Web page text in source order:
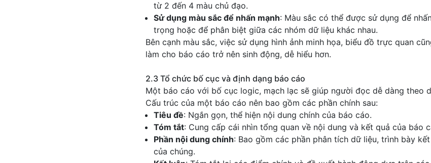
từ 2 đến 4 màu chủ đạo.
Sử dụng màu sắc để nhấn mạnh: Màu sắc có thể được sử dụng để
trọng hoặc để phân biệt giữa các nhóm dữ liệu khác nhau.
Bên cạnh màu sắc, việc sử dụng hình ảnh minh họa, biểu đồ trực quan
làm cho báo cáo trở nên sinh động, dễ hiểu hơn.
2.3 Tổ chức bố cục và định dạng báo cáo
Một báo cáo với bố cục logic, mạch lạc sẽ giúp người đọc dễ dàng theo
Cấu trúc của một báo cáo nên bao gồm các phần chính sau:
Tiêu đề: Ngắn gọn, thể hiện nội dung chính của báo cáo.
Tóm tắt: Cung cấp cái nhìn tổng quan về nội dung và kết quả của báo
Phần nội dung chính: Bao gồm các phần phân tích dữ liệu, trình bày
của chúng.